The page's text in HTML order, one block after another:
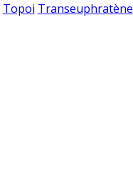
Topoi Transeuphratène